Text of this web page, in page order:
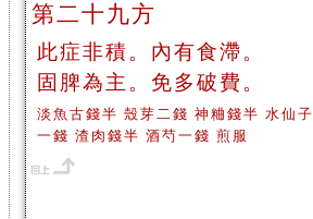
第二十九方
此症非積。內有食滯。
固脾為主。免多破費。
淡魚古錢半 殼芽二錢 神粬錢半 水仙子
一錢 渣肉錢半 酒芍一錢 煎服